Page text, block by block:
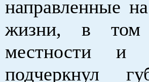
направленные
жизни, в том
местности и
подчеркнул